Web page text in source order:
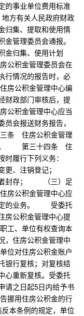
的事业单位费用标准
有关人民政府财政
归集、提取和使用情
管理委员会通报。
归集、使用计划
积金管理委员会在
行情况的报告时，必
公积金管理中心编
财政部门审核后，提
积金管理中心应当
会报送财务报告，
条 住房公积金管理
督。 第三十四条 住
履行下列义务：
更、注销登记；
者封存； （三）足
公积金管理中心应
定的业务。 受委托
房公积金管理中心提
、单位有权查询本
，住房公积金管理中
对住房公积金账户
银行复核；对复核结
心重新复核。受委托
请之日起5日内给予书
用住房公积金的行
条例的规定，单位